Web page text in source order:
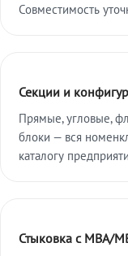
Совместимость
Секции и
Прямые, угловые,
блоки — вся
каталогу
Стыковка с МВА/